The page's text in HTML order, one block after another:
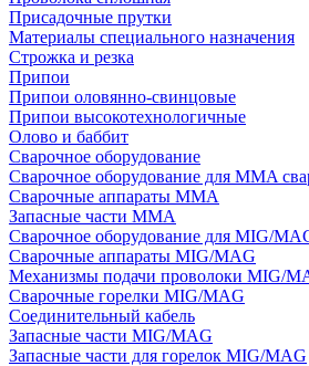
Присадочные прутки
Материалы специального назначения
Строжка и резка
Припои
Припои оловянно-свинцовые
Припои высокотехнологичные
Олово и баббит
Сварочное оборудование
Сварочное оборудование для MMA
Сварочные аппараты MMA
Запасные части MMA
Сварочное оборудование для MIG/
Сварочные аппараты MIG/MAG
Механизмы подачи проволоки MIG/
Сварочные горелки MIG/MAG
Соединительный кабель
Запасные части MIG/MAG
Запасные части для горелок MIG/MAG